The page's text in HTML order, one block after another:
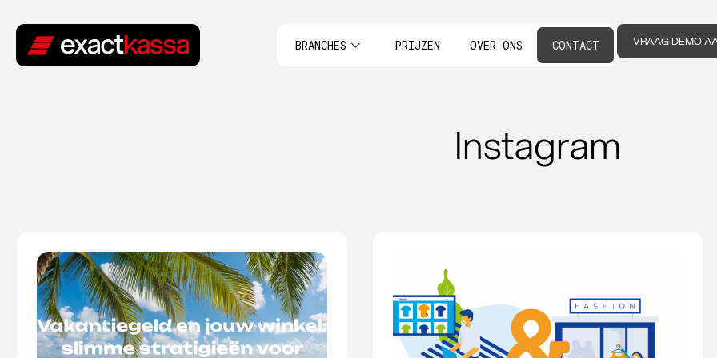
BRANCHES PRIJZEN OVER ONS CONTACT VRAAG DEMO
Instagram